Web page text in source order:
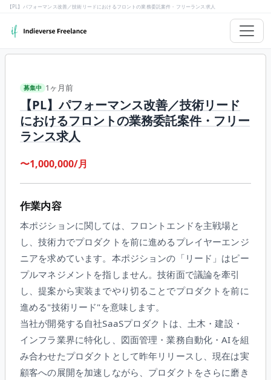
【PL】パフォーマンス改善／技術リードにおけるフロントの業務委託案件・フリーランス求人
募集中 1ヶ月前
【PL】パフォーマンス改善／技術リード
におけるフロントの業務委託案件・フリー
ランス求人
〜1,000,000/月
作業内容
本ポジションに関しては、フロントエンドを主戦場と
し、技術力でプロダクトを前に進めるプレイヤーエンジ
ニアを求めています。本ポジションの「リード」はピー
プルマネジメントを指しません。技術面で議論を牽引
し、提案から実装までやり切ることでプロダクトを前に
進める"技術リード"を意味します。
当社が開発する自社SaaSプロダクトは、土木・建設・
インフラ業界に特化し、図面管理・業務自動化・AIを組
み合わせたプロダクトとして昨年リリースし、現在は実
顧客への展開を加速しながら、プロダクトをさらに磨き